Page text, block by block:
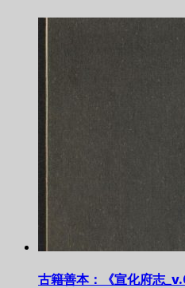
古籍善本：《宣化府志